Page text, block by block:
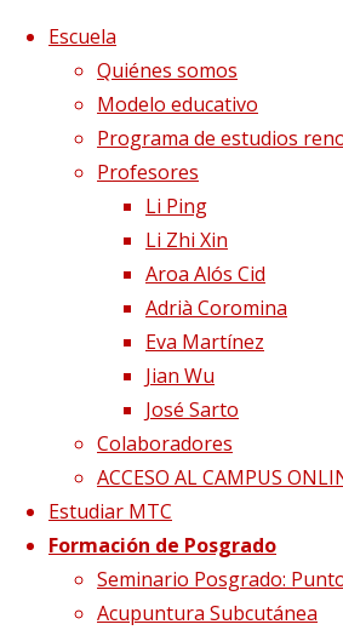
Saltar al contenido
Escuela
Quiénes somos
Modelo educativo
Programa de estudios
Profesores
Li Ping
Li Zhi Xin
Aroa Alós Cid
Adrià Coromina
Eva Martínez
Jian Wu
José Sarto
Colaboradores
ACCESO AL CAMPUS
Estudiar MTC
Formación de Posgrado
Seminario Posgrado:
Acupuntura Subcutánea
Página de InicioPuertas
Abiertas 2022 (Slider) (1920 x
Puertas